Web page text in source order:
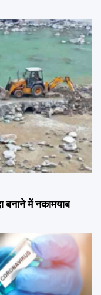
बनाने में नकामयाब